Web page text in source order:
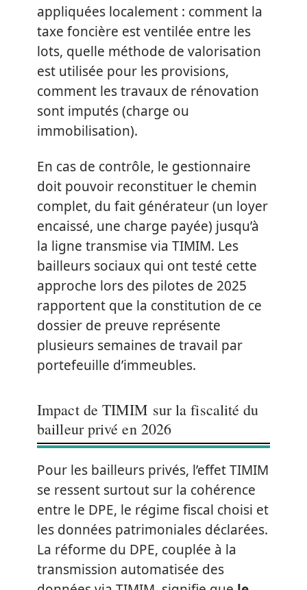
appliquées localement : comment la
taxe foncière est ventilée entre les
lots, quelle méthode de valorisation
est utilisée pour les provisions,
comment les travaux de rénovation
sont imputés (charge ou
immobilisation).
En cas de contrôle, le gestionnaire
doit pouvoir reconstituer le chemin
complet, du fait générateur (un loyer
encaissé, une charge payée) jusqu’à
la ligne transmise via TIMIM. Les
bailleurs sociaux qui ont testé cette
approche lors des pilotes de 2025
rapportent que la constitution de ce
dossier de preuve représente
plusieurs semaines de travail par
portefeuille d’immeubles.
Impact de TIMIM sur la fiscalité du
bailleur privé en 2026
Pour les bailleurs privés, l’effet TIMIM
se ressent surtout sur la cohérence
entre le DPE, le régime fiscal choisi et
les données patrimoniales déclarées.
La réforme du DPE, couplée à la
transmission automatisée des